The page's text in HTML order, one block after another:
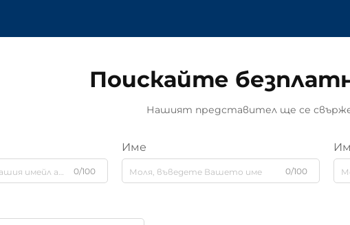
Поискайте
Нашият представител ще се свърже
0/100
Име
0/100